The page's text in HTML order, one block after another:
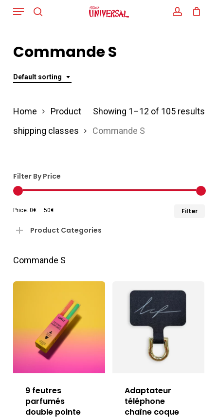
Skip
content
Menu
Commande S
Default sorting
Showing 1–12 of 105 results
Home
Product
shipping classes
Commande S
Filter By Price
Filter
Price: 0€— 50€
Product Categories
Commande S
9 feutres
parfumés
double pointe
Adaptateur
téléphone
chaîne coque